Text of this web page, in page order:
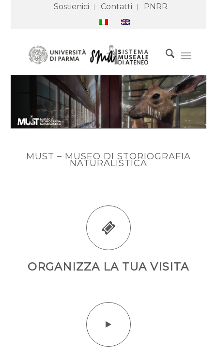
Sostienici Contatti PNRR
MUST – MUSEO DI STORIOGRAFIA
NATURALISTICA
ORGANIZZA LA TUA VISITA